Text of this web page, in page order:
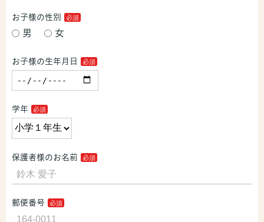
お子様の性別
男 女
お子様の生年月日
学年
保護者様のお名前
郵便番号